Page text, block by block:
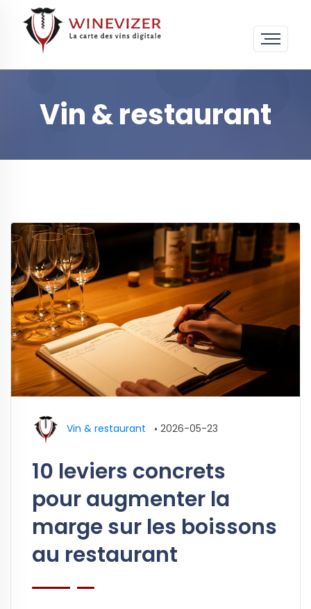
Vin & restaurant
Vin & restaurant • 2026-05-23
10 leviers concrets
pour augmenter la
marge sur les boissons
au restaurant